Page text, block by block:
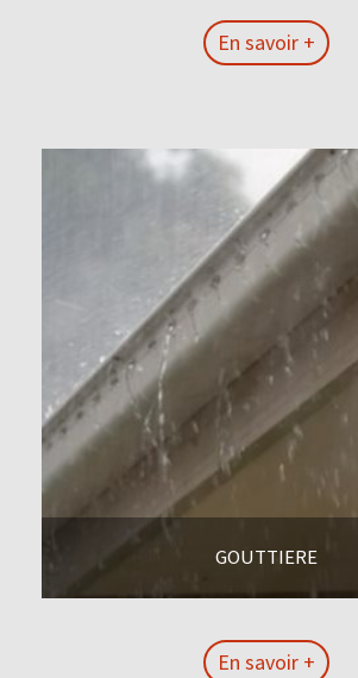
En savoir +
GOUTTIERE
En savoir +